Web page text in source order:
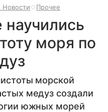
Прочее
научились
моря по
морской
медуз создали
южных морей